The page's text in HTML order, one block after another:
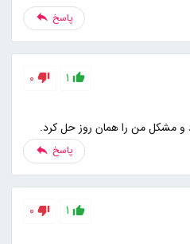
پاسخ
1
0
و مشکل من را همان روز حل کرد.
پاسخ
1
0